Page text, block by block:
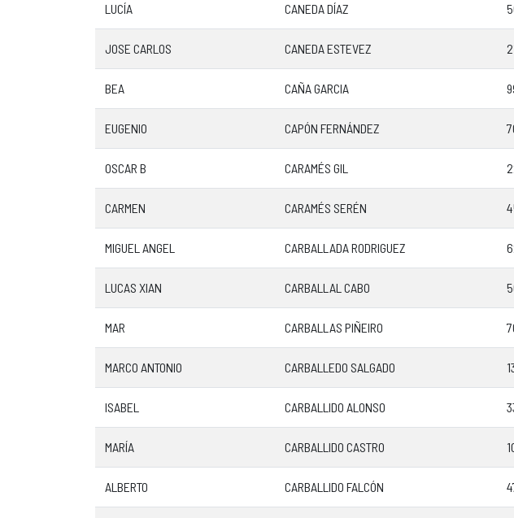
LUCÍA CANEDA DÍAZ
JOSE CARLOS CANEDA ESTEVEZ
BEA CAÑA GARCIA
EUGENIO CAPÓN FERNÁNDEZ
OSCAR B CARAMÉS GIL
CARMEN CARAMÉS SERÉN
MIGUEL ANGEL CARBALLADA RODRIGUEZ
LUCAS XIAN CARBALLAL CABO
MAR CARBALLAS PIÑEIRO
MARCO ANTONIO CARBALLEDO SALGADO
ISABEL CARBALLIDO ALONSO
MARÍA CARBALLIDO CASTRO
ALBERTO CARBALLIDO FALCÓN